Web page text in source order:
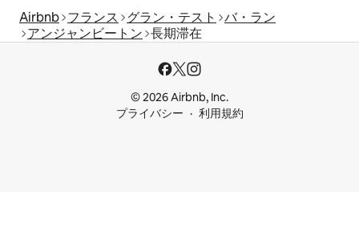
Airbnb フランス グラン・テスト
バ・ラン
アンジャンビートン 長期滞在
© 2026 Airbnb, Inc.
プライバシー
利用規約